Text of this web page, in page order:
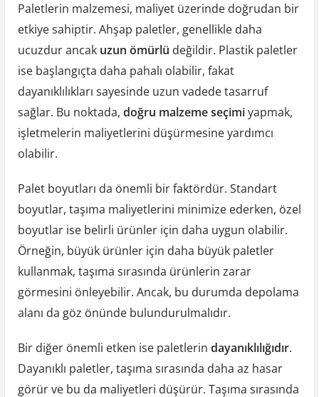
Paletlerin malzemesi, maliyet üzerinde doğrudan bir
etkiye sahiptir. Ahşap paletler, genellikle daha
ucuzdur ancak uzun ömürlü değildir. Plastik paletler
ise başlangıçta daha pahalı olabilir, fakat
dayanıklılıkları sayesinde uzun vadede tasarruf
sağlar. Bu noktada, doğru malzeme seçimiyapmak,
işletmelerin maliyetlerini düşürmesine yardımcı
olabilir.
Palet boyutları da önemli bir faktördür. Standart
boyutlar, taşıma maliyetlerini minimize ederken, özel
boyutlar ise belirli ürünler için daha uygun olabilir.
Örneğin, büyük ürünler için daha büyük paletler
kullanmak, taşıma sırasında ürünlerin zarar
görmesini önleyebilir. Ancak, bu durumda depolama
alanı da göz önünde bulundurulmalıdır.
Bir diğer önemli etken ise paletlerin dayanıklılığıdır.
Dayanıklı paletler, taşıma sırasında daha az hasar
görür ve bu da maliyetleri düşürür. Taşıma sırasında